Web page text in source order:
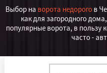
Выбор на ворота недорого в
как для загородного
популярные ворота, в пользу
часто -